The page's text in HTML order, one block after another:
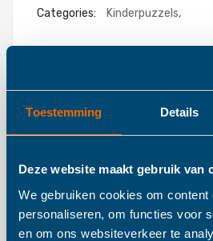
Toestemming Details
Deze website maakt gebruik van
We gebruiken cookies om content
personaliseren, om functies voor
en om ons websiteverkeer te
Categories: Kinderpuzzels,
Details
Haba
de Boerderij